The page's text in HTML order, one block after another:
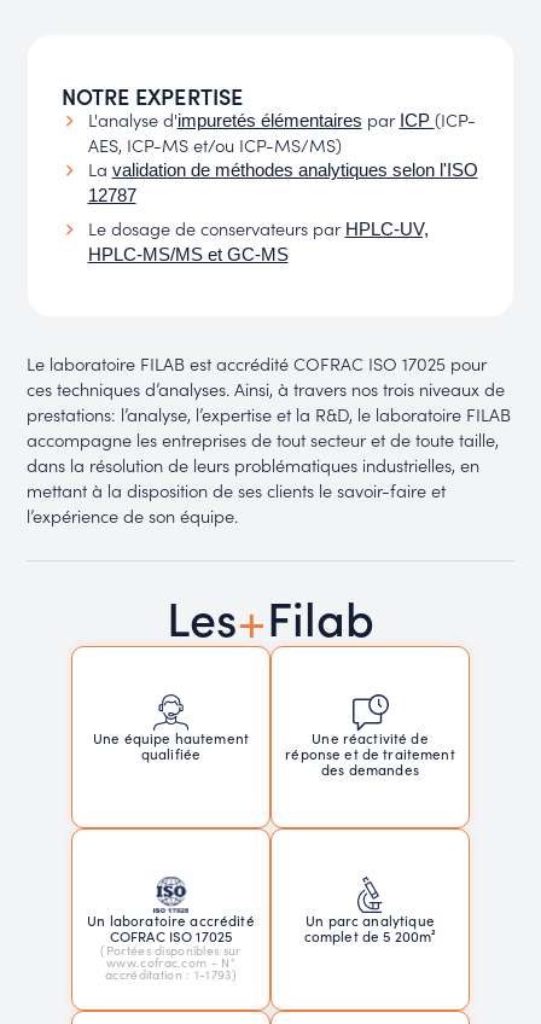
NOTRE EXPERTISE
L'analyse d'impuretés élémentaires par ICP (ICP-
AES, ICP-MS et/ou ICP-MS/MS)
La validation de méthodes analytiques selon l'ISO
12787
Le dosage de conservateurs par HPLC-UV,
HPLC-MS/MS et GC-MS
Le laboratoire FILAB est accrédité COFRAC ISO 17025 pour
ces techniques d’analyses. Ainsi, à travers nos trois niveaux de
prestations: l’analyse, l’expertise et la R&D, le laboratoire FILAB
accompagne les entreprises de tout secteur et de toute taille,
dans la résolution de leurs problématiques industrielles, en
mettant à la disposition de ses clients le savoir-faire et
l’expérience de son équipe.
Les+Filab
Une équipe hautement
qualifiée
Une réactivité de
réponse et de traitement
des demandes
Un laboratoire accrédité
COFRAC ISO 17025
(Portées disponibles sur
www.cofrac.com - N°
accréditation : 1-1793)
Un parc analytique
complet de 5 200m²